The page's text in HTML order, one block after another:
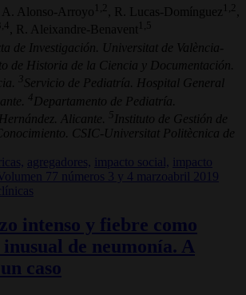
, A. Alonso-Arroyo 1,2 , R. Lucas-Domínguez 1,2
3,4 , R. Aleixandre-Benavent 1,5
de Investigación. Universitat de València-
de Historia de la Ciencia y Documentación.
3 Servicio de Pediatría. Hospital General
4 Departamento de Pediatría.
Alicante. 5 Instituto de Gestión de
CSIC-Universitat Politècnica de
agregadores, impacto social,
impacto
77 números 3 y 4 marzoabril 2019
intenso y fiebre como
de neumonía. A
caso